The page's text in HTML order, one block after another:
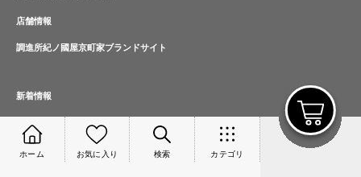
ホーム お気に入り 検索 カテゴリ
店舗情報
調進所紀ノ國屋京町家ブランドサイト
新着情報